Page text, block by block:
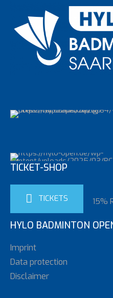
TICKET-SHOP
TICKETS 15%
HYLO BADMINTON
Imprint
Data protection
Disclaimer